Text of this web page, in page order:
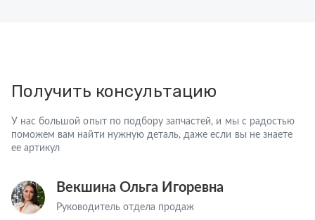
Получить консультацию
У нас большой опыт по подбору запчастей, и мы с радостью
поможем вам найти нужную деталь, даже если вы не знаете
ее артикул
Векшина Ольга Игоревна
Руководитель отдела продаж